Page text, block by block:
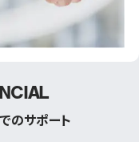
のサポート